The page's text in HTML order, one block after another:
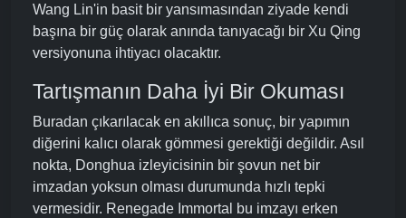
Wang Lin'in basit bir yansımasından ziyade kendi
başına bir güç olarak anında tanıyacağı bir Xu Qing
versiyonuna ihtiyacı olacaktır.
Tartışmanın Daha İyi Bir Okuması
Buradan çıkarılacak en akıllıca sonuç, bir yapımın
diğerini kalıcı olarak gömmesi gerektiği değildir. Asıl
nokta, Donghua izleyicisinin bir şovun net bir
imzadan yoksun olması durumunda hızlı tepki
vermesidir. Renegade Immortal bu imzayı erken